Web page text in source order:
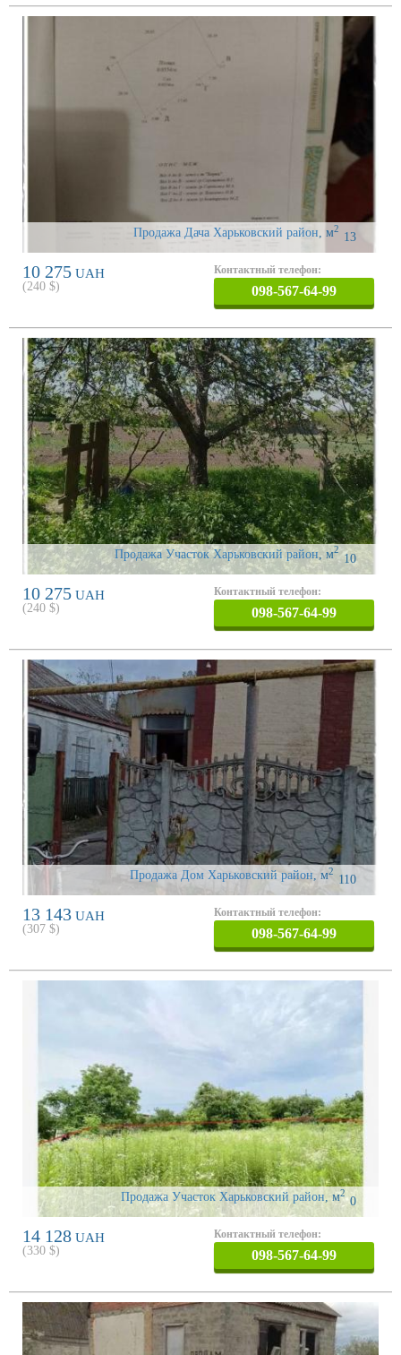
Продажа Дача Харьковский район 13
м2
10 275 UAH
(240 $)
Контактный телефон:
098-567-64-99
Продажа Участок Харьковский район , 10
м2
10 275 UAH
(240 $)
Контактный телефон:
098-567-64-99
Продажа Дом Харьковский район, 110
м2
13 143 UAH
(307 $)
Контактный телефон:
098-567-64-99
Продажа Участок Харьковский район, 0
м2
14 128 UAH
(330 $)
Контактный телефон:
098-567-64-99